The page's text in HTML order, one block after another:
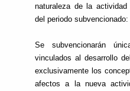
naturaleza de la
del periodo subvencionado:
Se subvencionarán
vinculados al desarrollo
exclusivamente los
afectos a la nueva